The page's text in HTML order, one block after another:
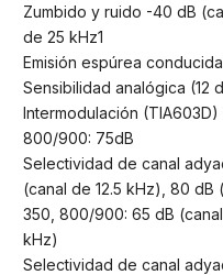
Zumbido y ruido -40 dB
de 25 kHz1
Emisión espúrea
Sensibilidad analógica (12
Intermodulación (TIA603D)
800/900: 75dB
Selectividad de canal
(canal de 12.5 kHz), 80 dB
350, 800/900: 65 dB
kHz)
Selectividad de canal